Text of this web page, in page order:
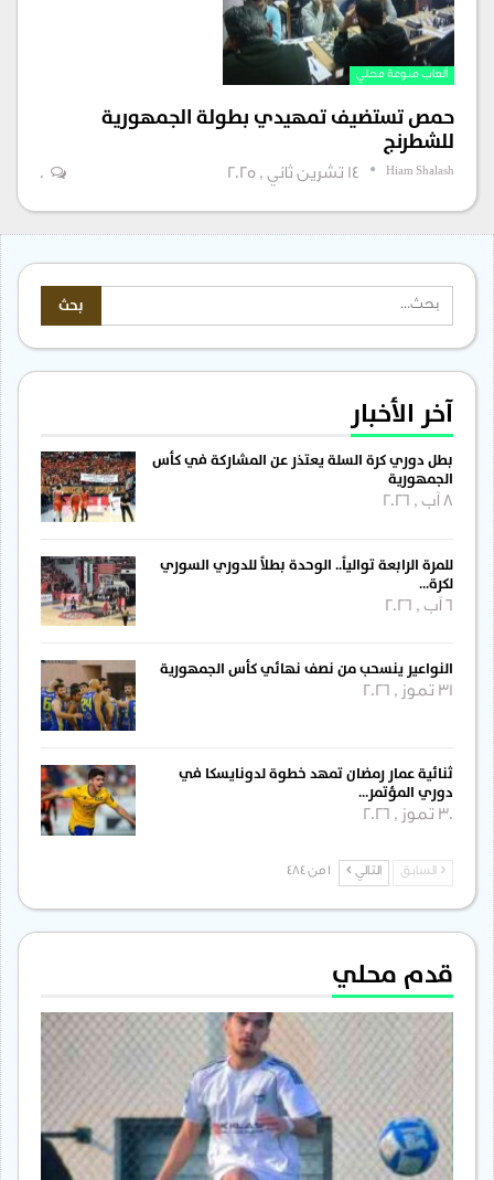
ألعاب منوعة محلي
حمص تستضيف تمهيدي بطولة الجمهورية
للشطرنج
Hiam Shalash 14 تشرين ثاني , 2025 0
آخر الأخبار
بطل دوري كرة السلة يعتذر عن المشاركة في كأس
الجمهورية
للمرة الرابعة توالياً.. الوحدة بطلاً للدوري السوري
لكرة…
النواعير ينسحب من نصف نهائي كأس الجمهورية
31 تموز , 2026
ثنائية عمار رمضان تمهد خطوة لدونايسكا في
دوري المؤتمر…
30 تموز , 2026
السابق التالي
قدم محلي